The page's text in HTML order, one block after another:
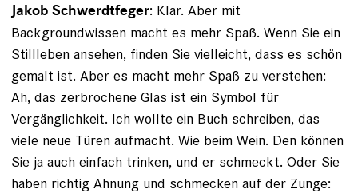
Jakob Schwerdtfeger: Klar. Aber mit
Backgroundwissen macht es mehr Spaß. Wenn Sie ein
Stillleben ansehen, finden Sie vielleicht, dass es schön
gemalt ist. Aber es macht mehr Spaß zu verstehen:
Ah, das zerbrochene Glas ist ein Symbol für
Vergänglichkeit. Ich wollte ein Buch schreiben, das
viele neue Türen aufmacht. Wie beim Wein. Den können
Sie ja auch einfach trinken, und er schmeckt. Oder Sie
haben richtig Ahnung und schmecken auf der Zunge: